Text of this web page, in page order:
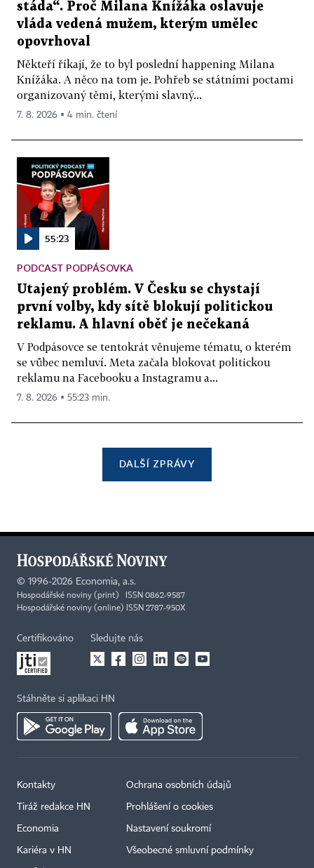
stáda“. Proč Milana Knížáka oslavuje
vláda vedená mužem, kterým umělec
opovrhoval
Někteří říkají, že to byl poslední happening Milana
Knížáka. A něco na tom je. Pohřeb se státními poctami
organizovaný těmi, kterými slavný...
7. 8. 2026 ▪ 4 min. čtení
55:23
PODCAST PODPÁSOVKA
Utajený problém. V Česku se chystají
první volby, kdy sítě blokují politickou
reklamu. A hlavní oběť je nečekaná
V Podpásovce se tentokrát věnujeme tématu, o kterém
se vůbec nemluví. Meta začala blokovat politickou
reklamu na Facebooku a Instagramu a...
7. 8. 2026 ▪ 55:23 min.
DALŠÍ ZPRÁVY
© 1996-2026 Economia, a.s.
Hospodářské noviny (print) ISSN 0862-9587
Hospodářské noviny (online) ISSN 2787-950X
Certifikováno Sledujte nás
Stáhněte si aplikaci HN
Kontakty
Tiráž redakce HN
Economia
Kariéra v HN
Ochrana osobních údajů
Prohlášení o cookies
Nastavení soukromí
Všeobecné smluvní podmínky